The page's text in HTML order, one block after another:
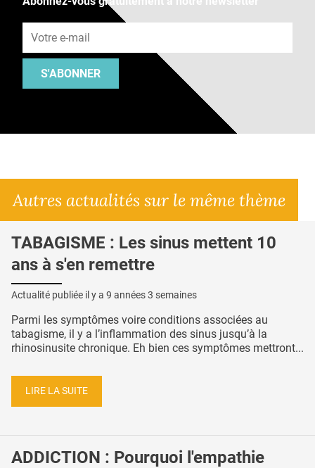
S'ABONNER
Autres actualités sur le même thème
TABAGISME : Les sinus mettent 10
ans à s'en remettre
Actualité publiée il y a 9 années 3 semaines
Parmi les symptômes voire conditions associées au
tabagisme, il y a l’inflammation des sinus jusqu’à la
rhinosinusite chronique. Eh bien ces symptômes mettront...
LIRE LA SUITE
ADDICTION : Pourquoi l'empathie